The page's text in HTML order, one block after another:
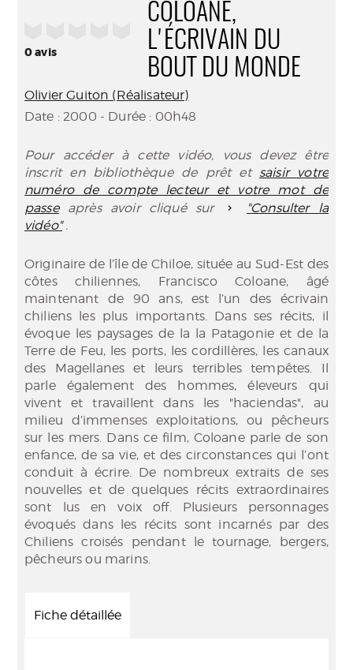
0avis
COLOANE,
L'ÉCRIVAIN DU
BOUT DU MONDE
Olivier Guiton (Réalisateur)
Date : 2000 - Durée : 00h48
Pour accéder à cette vidéo, vous devez être
inscrit en bibliothèque de prêt et saisir votre
numéro de compte lecteur et votre mot de
passe
après avoir cliqué sur
"Consulter la
vidéo" .
Originaire de l’île de Chiloe, située au Sud-Est des
côtes chiliennes, Francisco Coloane, âgé
maintenant de 90 ans, est l’un des écrivain
chiliens les plus importants. Dans ses récits, il
évoque les paysages de la la Patagonie et de la
Terre de Feu, les ports, les cordillères, les canaux
des Magellanes et leurs terribles tempêtes. Il
parle également des hommes, éleveurs qui
vivent et travaillent dans les "haciendas", au
milieu d’immenses exploitations, ou pêcheurs
sur les mers. Dans ce film, Coloane parle de son
enfance, de sa vie, et des circonstances qui l’ont
conduit à écrire. De nombreux extraits de ses
nouvelles et de quelques récits extraordinaires
sont lus en voix off. Plusieurs personnages
évoqués dans les récits sont incarnés par des
Chiliens croisés pendant le tournage, bergers,
pêcheurs ou marins.
Fiche détaillée